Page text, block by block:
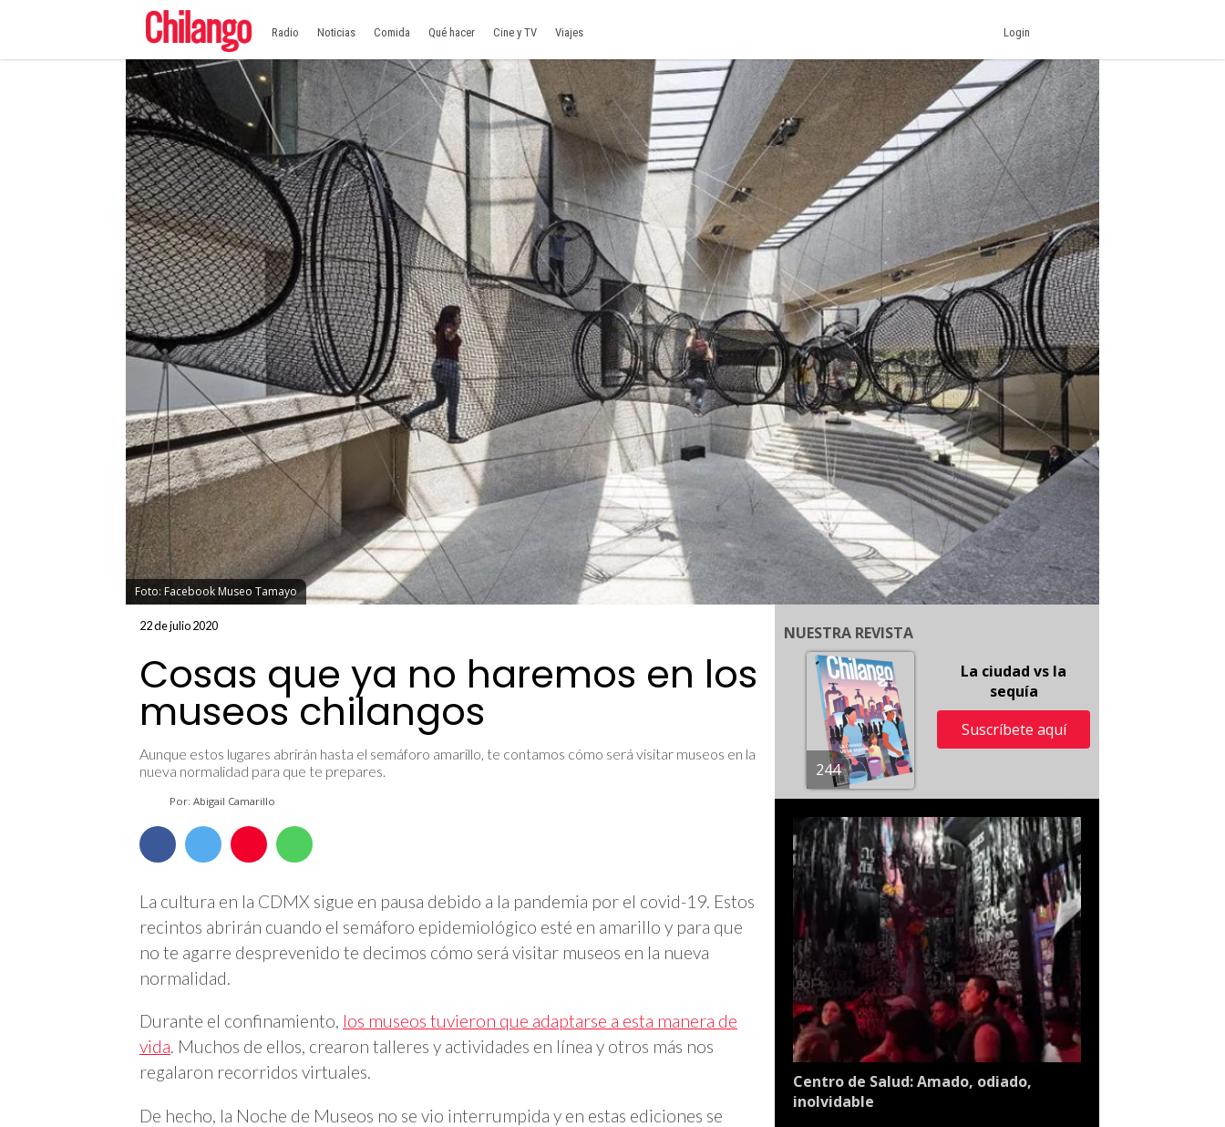
Radio Noticias Comida Qué hacer Cine y TV Viajes Login
Foto: Facebook Museo Tamayo
22 de julio 2020
Cosas que ya no haremos en los
museos chilangos
Aunque estos lugares abrirán hasta el semáforo amarillo, te contamos cómo será visitar museos en la
nueva normalidad para que te prepares.
Por: Abigail Camarillo
La cultura en la CDMX sigue en pausa debido a la pandemia por el covid-19. Estos
recintos abrirán cuando el semáforo epidemiológico esté en amarillo y para que
no te agarre desprevenido te decimos cómo será visitar museos en la nueva
normalidad.
Durante el confinamiento, los museos tuvieron que adaptarse a esta manera de
vida. Muchos de ellos, crearon talleres y actividades en línea y otros más nos
regalaron recorridos virtuales.
De hecho, la Noche de Museos no se vio interrumpida y en estas ediciones se
NUESTRA REVISTA
244
La ciudad vs la
sequía
Suscríbete aquí
Centro de Salud: Amado, odiado,
inolvidable